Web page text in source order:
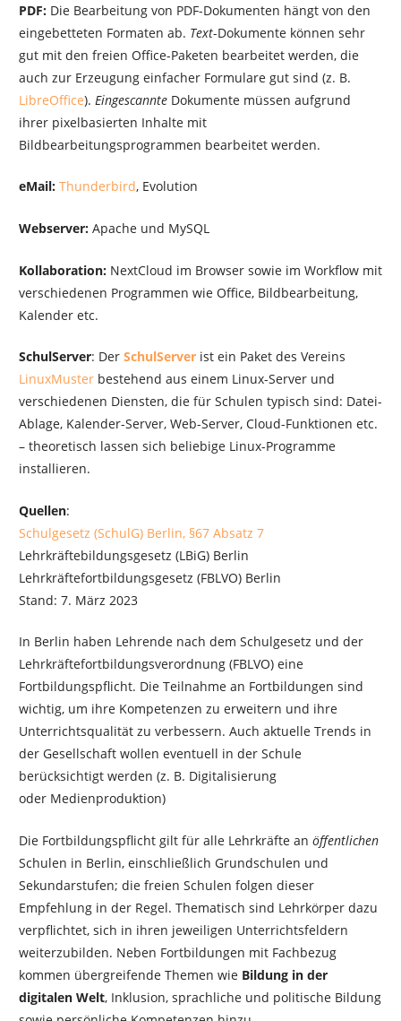
PDF:Die Bearbeitung von PDF-Dokumenten hängt von den
eingebetteten Formaten ab. Text-Dokumente können sehr
gut mit den freien Office-Paketen bearbeitet werden, die
auch zur Erzeugung einfacher Formulare gut sind (z. B.
LibreOffice). EingescannteDokumente müssen aufgrund
ihrer pixelbasierten Inhalte mit
Bildbearbeitungsprogrammen bearbeitet werden.
eMail: Thunderbird, Evolution
Webserver:Apache und MySQL
Kollaboration:NextCloud im Browser sowie im Workflow mit
verschiedenen Programmen wie Office, Bildbearbeitung,
Kalender etc.
SchulServer: Der SchulServerist ein Paket des Vereins
LinuxMusterbestehend aus einem Linux-Server und
verschiedenen Diensten, die für Schulen typisch sind: Datei-
Ablage, Kalender-Server, Web-Server, Cloud-Funktionen etc.
– theoretisch lassen sich beliebige Linux-Programme
installieren.
Quellen:
Schulgesetz (SchulG) Berlin, §67 Absatz 7
Lehrkräftebildungsgesetz (LBiG) Berlin
Lehrkräftefortbildungsgesetz (FBLVO) Berlin
Stand: 7. März 2023
In Berlin haben Lehrende nach dem Schulgesetz und der
Lehrkräftefortbildungsverordnung (FBLVO) eine
Fortbildungspflicht. Die Teilnahme an Fortbildungen sind
wichtig, um ihre Kompetenzen zu erweitern und ihre
Unterrichtsqualität zu verbessern. Auch aktuelle Trends in
der Gesellschaft wollen eventuell in der Schule
berücksichtigt werden (z. B. Digitalisierung
oder Medienproduktion)
Die Fortbildungspflicht gilt für alle Lehrkräfte an öffentlichen
Schulen in Berlin, einschließlich Grundschulen und
Sekundarstufen; die freien Schulen folgen dieser
Empfehlung in der Regel. Thematisch sind Lehrkörper dazu
verpflichtet, sich in ihren jeweiligen Unterrichtsfeldern
weiterzubilden. Neben Fortbildungen mit Fachbezug
kommen übergreifende Themen wie Bildung in der
digitalen Welt, Inklusion, sprachliche und politische Bildung